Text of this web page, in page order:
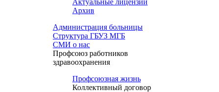
Актуальные лицензии
Архив
Администрация больницы
Структура ГБУЗ МГБ
СМИ о нас
Профсоюз работников
здравоохранения
Профсоюзная жизнь
Коллективный договор